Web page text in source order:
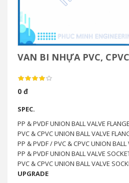
VAN BI NHỰA PVC,
0 đ
SPEC.
PP & PVDF UNION BALL VALVE
PVC & CPVC UNION BALL VALVE
PP & PVDF / PVC & CPVC UNION BALL
PP & PVDF UNION BALL VALVE
PVC & CPVC UNION BALL VALVE
UPGRADE